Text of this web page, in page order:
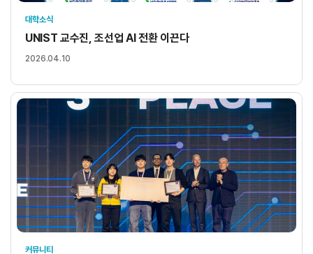
대학소식
UNIST 교수진, 조선업 AI 전환 이끈다
2026.04.10
커뮤니티